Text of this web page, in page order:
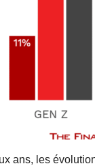
ans, les